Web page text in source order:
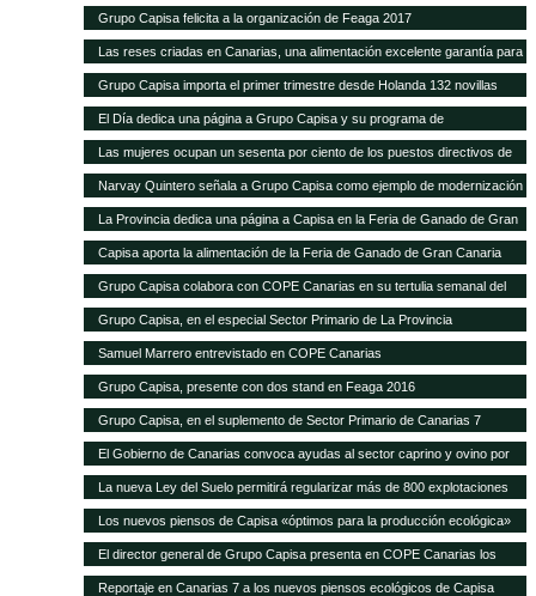
suplemento de Sector Primario a Grupo Capisa
Grupo Capisa felicita a la organización de Feaga 2017
Las reses criadas en Canarias, una alimentación excelente garantía para
el consumidor local
Grupo Capisa importa el primer trimestre desde Holanda 132 novillas
frisonas de alta productividad
El Día dedica una página a Grupo Capisa y su programa de
Responsabilidad Social
Las mujeres ocupan un sesenta por ciento de los puestos directivos de
Grupo Capisa
Narvay Quintero señala a Grupo Capisa como ejemplo de modernización
e innovación en el Sector
La Provincia dedica una página a Capisa en la Feria de Ganado de Gran
Canaria
Capisa aporta la alimentación de la Feria de Ganado de Gran Canaria
Grupo Capisa colabora con COPE Canarias en su tertulia semanal del
Sector Primario
Grupo Capisa, en el especial Sector Primario de La Provincia
Samuel Marrero entrevistado en COPE Canarias
Grupo Capisa, presente con dos stand en Feaga 2016
Grupo Capisa, en el suplemento de Sector Primario de Canarias 7
El Gobierno de Canarias convoca ayudas al sector caprino y ovino por
seis millones de euros
La nueva Ley del Suelo permitirá regularizar más de 800 explotaciones
agrícolas y ganaderas
Los nuevos piensos de Capisa «óptimos para la producción ecológica»
El director general de Grupo Capisa presenta en COPE Canarias los
nuevos piensos ecológicos
Reportaje en Canarias 7 a los nuevos piensos ecológicos de Capisa